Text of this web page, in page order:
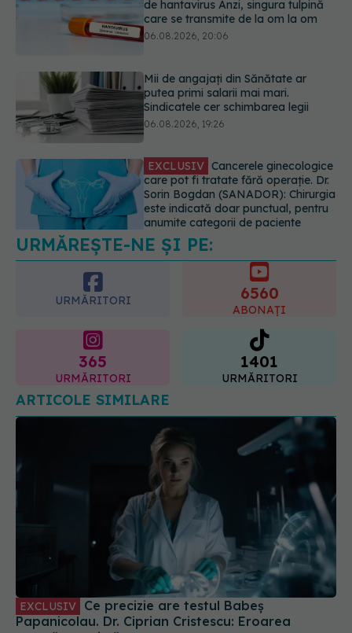
06.08.2026, 20:06
Mii de angajați din Sănătate ar
Sindicatele cer schimbarea legii
06.08.2026, 19:26
EXCLUSIV
Sorin Bogdan (SANADOR): Chirurgia
este indicată doar punctual, pentru
anumite categorii de paciente
06.08.2026, 19:05
EXCLUSIV Brahiterapie vs
radioterapie externă în cancerul
ginecologic. Dr. Sorin Bogdan
(SANADOR) explică diferența și
cum acționează tratamentul
URMĂREȘTE-NE ȘI PE:
URMĂRITORI 6560
ABONAȚI
365
URMĂRITORI
1401
URMĂRITORI
ARTICOLE SIMILARE
Papanicolau. Dr. Ciprian Cristescu: Eroarea
umană nu există